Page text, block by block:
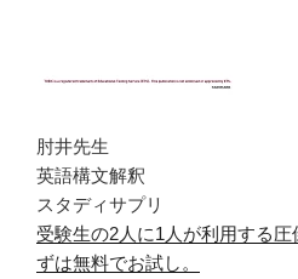
肘井先生
英語構文解釈
スタディサプリ
受験生の2人に1人が利用する
ずは無料でお試し。